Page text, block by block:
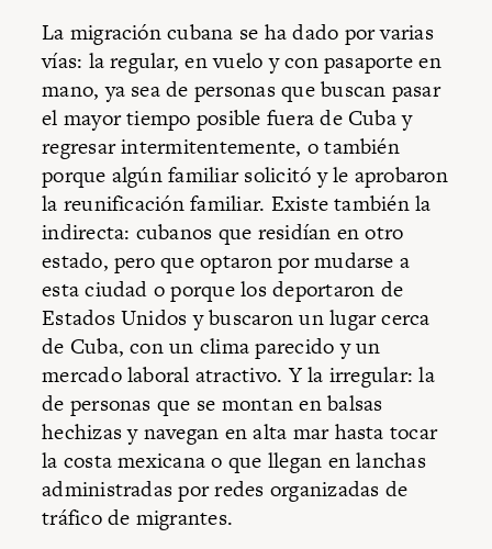
La migración cubana se ha dado por varias
vías: la regular, en vuelo y con pasaporte en
mano, ya sea de personas que buscan pasar
el mayor tiempo posible fuera de Cuba y
regresar intermitentemente, o también
porque algún familiar solicitó y le aprobaron
la reunificación familiar. Existe también la
indirecta: cubanos que residían en otro
estado, pero que optaron por mudarse a
esta ciudad o porque los deportaron de
Estados Unidos y buscaron un lugar cerca
de Cuba, con un clima parecido y un
mercado laboral atractivo. Y la irregular: la
de personas que se montan en balsas
hechizas y navegan en alta mar hasta tocar
la costa mexicana o que llegan en lanchas
administradas por redes organizadas de
tráfico de migrantes.